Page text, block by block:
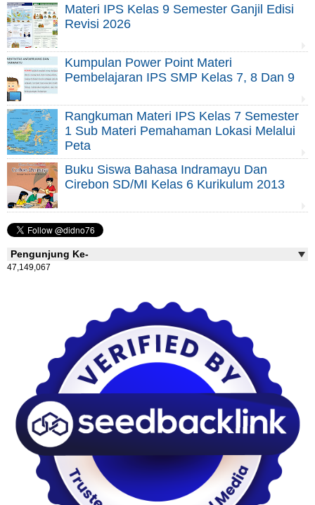
Materi IPS Kelas 9 Semester Ganjil Edisi
Revisi 2026
Kumpulan Power Point Materi
Pembelajaran IPS SMP Kelas 7, 8 Dan 9
Rangkuman Materi IPS Kelas 7 Semester
1 Sub Materi Pemahaman Lokasi Melalui
Peta
Buku Siswa Bahasa Indramayu Dan
Cirebon SD/MI Kelas 6 Kurikulum 2013
Pengunjung Ke-
47,149,067